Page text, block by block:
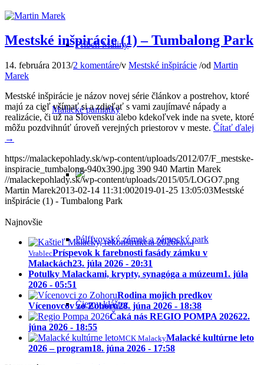
Príbeh Maliny
Malacké pamiatky
Pálffyovský zámok a zámocký park
Čierny kláštor
Mestské inšpirácie (1) – Tumbalong Park
14. februára 2013/2 komentáre/v Mestské inšpirácie /od Martin
Marek
Mestské inšpirácie je názov novej série článkov a postrehov, ktoré
majú za cieľ všímať si a zdieľať s vami zaujímavé nápady a
realizácie, či už na Slovensku alebo kdekoľvek inde na svete, ktoré
môžu pozdvihnúť úroveň verejných priestorov v meste. Čítať ďalej
→
https://malackepohlady.sk/wp-content/uploads/2012/07/F_mestske-
inspiracie_tumbalong-940x390.jpg 390 940 Martin Marek
//malackepohlady.sk/wp-content/uploads/2015/05/LOGO7.png
Martin Marek2013-02-14 11:31:002019-01-25 13:05:03Mestské
inšpirácie (1) - Tumbalong Park
Najnovšie
Pavol
VrablecPríspevok k farebnosti fasády zámku v
Malackách23. júla 2026 - 20:31
Potulky Malackami, krypty, synagóga a múzeum1. júla
2026 - 05:51
Rodina mojich predkov
Vícenovcov zo Zohoru28. júna 2026 - 18:38
Čaká nás REGIO POMPA 202622.
júna 2026 - 18:55
MCK MalackyMalacké kultúrne leto
2026 – program18. júna 2026 - 17:58